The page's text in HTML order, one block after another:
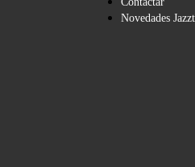
Novedades